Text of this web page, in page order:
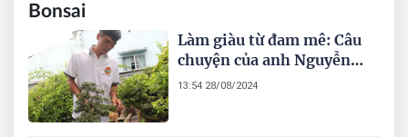
Bonsai
Làm giàu từ đam mê: Câu
chuyện của anh Nguyễn
Văn Phúc với nghề Bonsai
13:54 28/08/2024